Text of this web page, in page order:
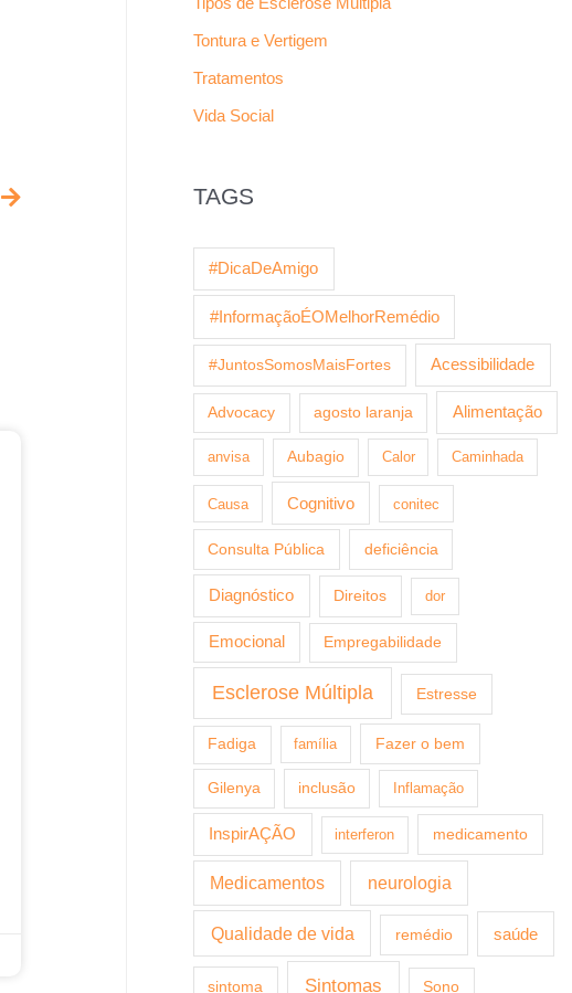
Tontura e Vertigem
Tratamentos
Vida Social
TAGS
#DicaDeAmigo
#InformaçãoÉOMelhorRemédio
#JuntosSomosMaisFortes Acessibilidade
Advocacy agosto laranja Alimentação
anvisa Aubagio Calor Caminhada
Causa Cognitivo conitec
Consulta Pública deficiência
Diagnóstico Direitos dor
Emocional Empregabilidade
Esclerose Múltipla Estresse
Fadiga família Fazer o bem
Gilenya inclusão Inflamação
InspirAÇÃO interferon medicamento
Medicamentos neurologia
Qualidade de vida remédio saúde
sintoma Sintomas Sono